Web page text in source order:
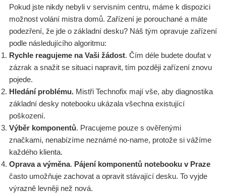
Pokud jste nikdy nebyli v servisním centru, máme k dispozici
možnost volání mistra domů. Zařízení je porouchané a máte
podezření, že jde o základní desku? Náš tým opravuje zařízení
podle následujícího algoritmu:
Rychle reagujeme na Vaši žádost. Čím déle budete doufat v
zázrak a snažit se situaci napravit, tím později zařízení znovu
pojede.
Hledání problému. Mistři Technofix mají vše, aby diagnostika
základní desky notebooku ukázala všechna existující
poškození.
Výběr komponentů. Pracujeme pouze s ověřenými
značkami, nenabízíme neznámé no-name, protože si vážíme
každého klienta.
Oprava a výměna. Pájení komponentů notebooku v Praze
často umožňuje zachovat a opravit stávající desku. To vyjde
výrazně levněji než nová.